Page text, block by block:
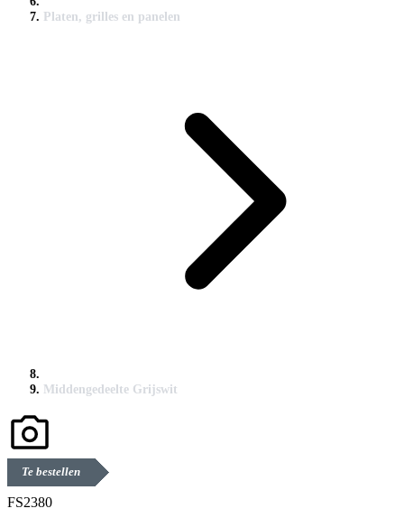
Platen, grilles en panelen
Middengedeelte Grijswit
Te bestellen
FS2380